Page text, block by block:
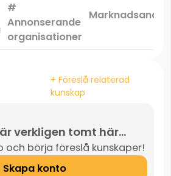
#
Annonserande
organisationer
Marknadsandel
+ Föreslå relaterad
kunskap
verkligen tomt här...
och börja föreslå kunskaper!
Skapa konto